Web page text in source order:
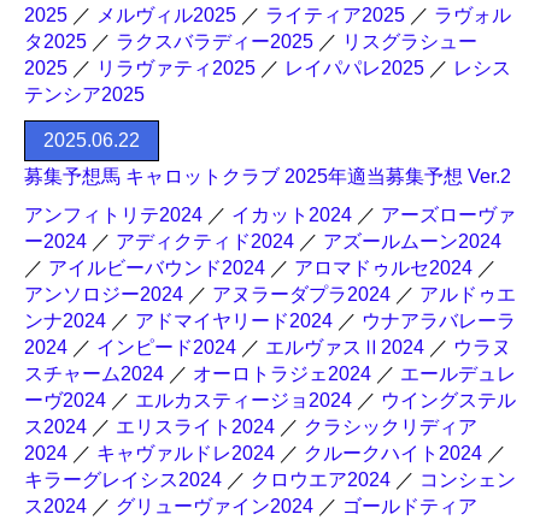
2025 ／ メルヴィル2025 ／ ライティア2025 ／ ラヴォル
タ2025 ／ ラクスバラディー2025 ／ リスグラシュー
2025 ／ リラヴァティ2025 ／ レイパパレ2025 ／ レシス
テンシア2025
2025.06.22
募集予想馬 キャロットクラブ 2025年適当募集予想 Ver.2
アンフィトリテ2024 ／ イカット2024 ／ アーズローヴァ
ー2024 ／ アディクティド2024 ／ アズールムーン2024
／ アイルビーバウンド2024 ／ アロマドゥルセ2024 ／
アンソロジー2024 ／ アヌラーダプラ2024 ／ アルドゥエ
ンナ2024 ／ アドマイヤリード2024 ／ ウナアラバレーラ
2024 ／ インピード2024 ／ エルヴァスⅡ2024 ／ ウラヌ
スチャーム2024 ／ オーロトラジェ2024 ／ エールデュレ
ーヴ2024 ／ エルカスティージョ2024 ／ ウイングステル
ス2024 ／ エリスライト2024 ／ クラシックリディア
2024 ／ キャヴァルドレ2024 ／ クルークハイト2024 ／
キラーグレイシス2024 ／ クロウエア2024 ／ コンシェン
ス2024 ／ グリューヴァイン2024 ／ ゴールドティア